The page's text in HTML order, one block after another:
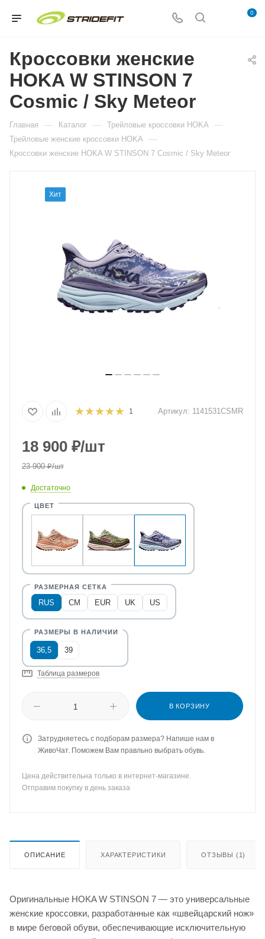
0
Кроссовки женские
HOKA W STINSON 7
Cosmic / Sky Meteor
Главная — Каталог — Трейловые кроссовки HOKA —
Трейловые женские кроссовки HOKA —
Кроссовки женские HOKA W STINSON 7 Cosmic / Sky Meteor
Хит
1 Артикул: 1141531CSMR
18 900 ₽/шт
23 900₽/шт
Достаточно
RUS CM EUR UK US
36,5 39
Таблица размеров
В КОРЗИНУ
Затрудняетесь с подборам размера? Напише нам в
ЖивоЧат. Поможем Вам правльно выбрать обувь.
Цена действительна только в интернет-магазине.
Отправим покупку в день заказа
ОПИСАНИЕ ХАРАКТЕРИСТИКИ ОТЗЫВЫ (1)
Оригинальные HOKA W STINSON 7 — это универсальные
женские кроссовки, разработанные как «швейцарский нож»
в мире беговой обуви, обеспечивающие исключительную